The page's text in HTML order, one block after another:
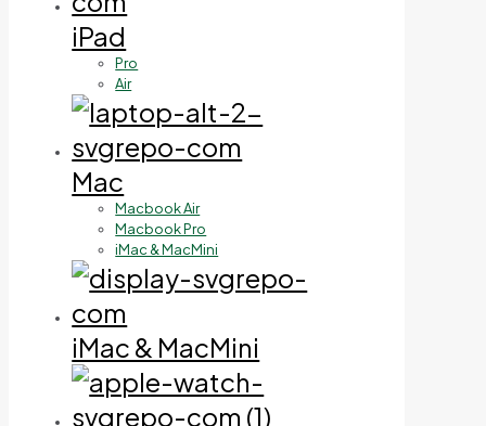
iPad
Pro
Air
Mac
Macbook Air
Macbook Pro
iMac & MacMini
iMac & MacMini